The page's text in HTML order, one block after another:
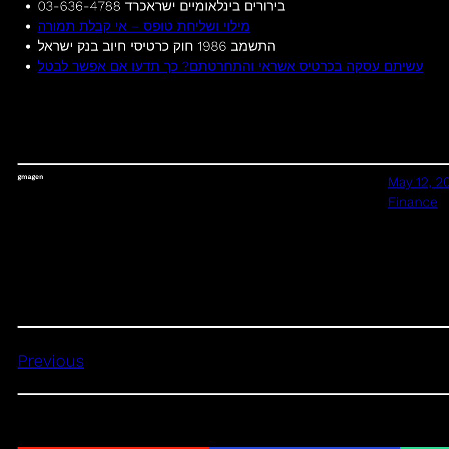
03-636-4788 בירורים בינלאומיים ישראכרד
מילוי ושליחת טופס – אי קבלת תמורה
התשמב 1986 חוק כרטיסי חיוב בנק ישראל
עשיתם עסקה בכרטיס אשראי והתחרטתם? כך תדעו אם אפשר לבטל
gmagen
May 12,
Finance
Previous